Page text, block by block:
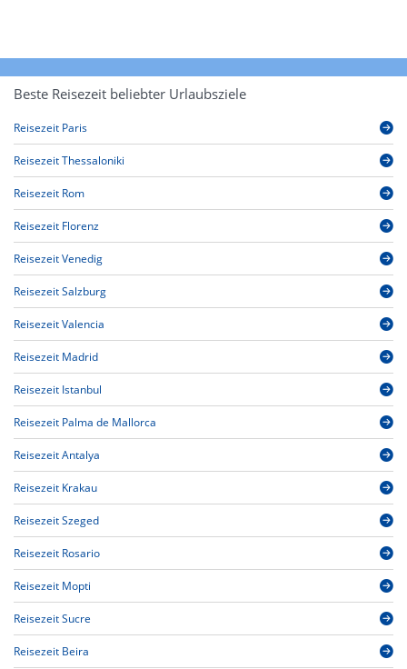
Beste Reisezeit beliebter Urlaubsziele
Reisezeit Paris
Reisezeit Thessaloniki
Reisezeit Rom
Reisezeit Florenz
Reisezeit Venedig
Reisezeit Salzburg
Reisezeit Valencia
Reisezeit Madrid
Reisezeit Istanbul
Reisezeit Palma de Mallorca
Reisezeit Antalya
Reisezeit Krakau
Reisezeit Szeged
Reisezeit Rosario
Reisezeit Mopti
Reisezeit Sucre
Reisezeit Beira